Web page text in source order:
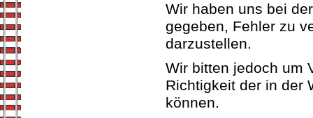
Wir haben uns bei
gegeben, Fehler zu
darzustellen.
Wir bitten jedoch um
Richtigkeit der in der
können.